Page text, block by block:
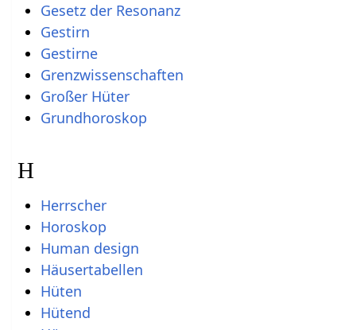
Gesetz der Resonanz
Gestirn
Gestirne
Grenzwissenschaften
Großer Hüter
Grundhoroskop
H
Herrscher
Horoskop
Human design
Häusertabellen
Hüten
Hütend